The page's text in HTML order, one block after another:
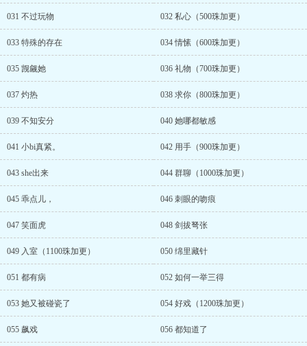
031 不过玩物 032 私心（500珠加更）
033 特殊的存在 034 情愫（600珠加更）
035 觊觎她 036 礼物（700珠加更）
037 灼热 038 求你（800珠加更）
039 不知安分 040 她哪都敏感
041 小bi真紧。 042 用手（900珠加更）
043 she出来 044 群聊（1000珠加更）
045 乖点儿， 046 刺眼的吻痕
047 笑面虎 048 剑拔弩张
049 入室（1100珠加更） 050 绵里藏针
051 都有病 052 如何一举三得
053 她又被碰瓷了 054 好戏（1200珠加更）
055 飙戏 056 都知道了